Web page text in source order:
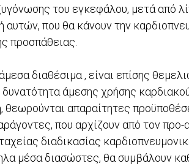
του εγκεφάλου, μετά από
που θα κάνουν την
προσπάθειας.
διαθέσιμα , είναι επίσης
άμεσης χρήσης
θεωρούνται απαραίτητες
που αρχίζουν από τον
διαδικασίας
μέσα διασώστες, θα συμβάλουν